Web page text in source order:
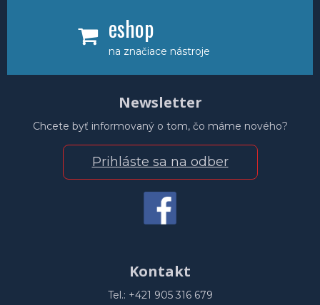
eshop
na značiace nástroje
Newsletter
Chcete byť informovaný o tom, čo máme nového?
Prihláste sa na odber
Kontakt
Tel.: +421 905 316 679